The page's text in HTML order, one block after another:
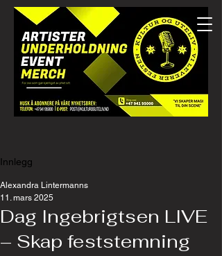
Innlegg
Dag Ingebrigtsen LIVE
– Skap feststemning
Alexandra Lintermanns
11. mars 2025